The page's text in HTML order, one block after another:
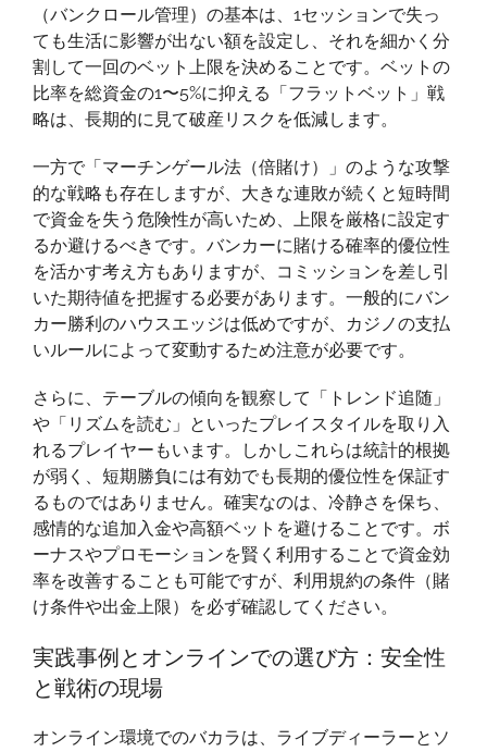
（バンクロール管理）の基本は、1セッションで失っ
ても生活に影響が出ない額を設定し、それを細かく分
割して一回のベット上限を決めることです。ベットの
比率を総資金の1〜5%に抑える「フラットベット」戦
略は、長期的に見て破産リスクを低減します。
一方で「マーチンゲール法（倍賭け）」のような攻撃
的な戦略も存在しますが、大きな連敗が続くと短時間
で資金を失う危険性が高いため、上限を厳格に設定す
るか避けるべきです。バンカーに賭ける確率的優位性
を活かす考え方もありますが、コミッションを差し引
いた期待値を把握する必要があります。一般的にバン
カー勝利のハウスエッジは低めですが、カジノの支払
いルールによって変動するため注意が必要です。
さらに、テーブルの傾向を観察して「トレンド追随」
や「リズムを読む」といったプレイスタイルを取り入
れるプレイヤーもいます。しかしこれらは統計的根拠
が弱く、短期勝負には有効でも長期的優位性を保証す
るものではありません。確実なのは、冷静さを保ち、
感情的な追加入金や高額ベットを避けることです。ボ
ーナスやプロモーションを賢く利用することで資金効
率を改善することも可能ですが、利用規約の条件（賭
け条件や出金上限）を必ず確認してください。
実践事例とオンラインでの選び方：安全性
と戦術の現場
オンライン環境でのバカラは、ライブディーラーとソ